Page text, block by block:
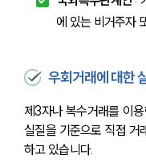
에 있는 비거주자
우회거래에 대한
제3자나 복수거래를 이
실질을 기준으로 직접 거
하고 있습니다.